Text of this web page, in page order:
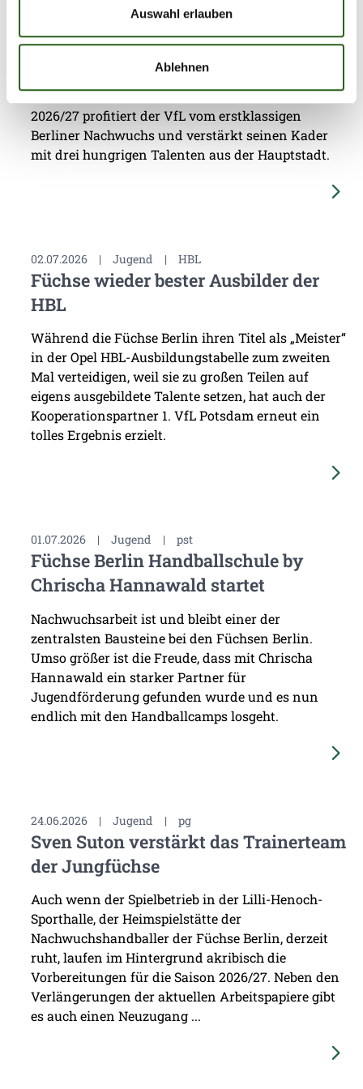
Auswahl erlauben
Ablehnen
Potsdam und den Füchsen Berlin geht in die
nächste Runde. Auch in der kommenden Saison
2026/27 profitiert der VfL vom erstklassigen
Berliner Nachwuchs und verstärkt seinen Kader
mit drei hungrigen Talenten aus der Hauptstadt.
02.07.2026 | Jugend | HBL
Füchse wieder bester Ausbilder der
HBL
Während die Füchse Berlin ihren Titel als „Meister“
in der Opel HBL-Ausbildungstabelle zum zweiten
Mal verteidigen, weil sie zu großen Teilen auf
eigens ausgebildete Talente setzen, hat auch der
Kooperationspartner 1. VfL Potsdam erneut ein
tolles Ergebnis erzielt.
01.07.2026 | Jugend | pst
Füchse Berlin Handballschule by
Chrischa Hannawald startet
Nachwuchsarbeit ist und bleibt einer der
zentralsten Bausteine bei den Füchsen Berlin.
Umso größer ist die Freude, dass mit Chrischa
Hannawald ein starker Partner für
Jugendförderung gefunden wurde und es nun
endlich mit den Handballcamps losgeht.
24.06.2026 | Jugend | pg
Sven Suton verstärkt das Trainerteam
der Jungfüchse
Auch wenn der Spielbetrieb in der Lilli-Henoch-
Sporthalle, der Heimspielstätte der
Nachwuchshandballer der Füchse Berlin, derzeit
ruht, laufen im Hintergrund akribisch die
Vorbereitungen für die Saison 2026/27. Neben den
Verlängerungen der aktuellen Arbeitspapiere gibt
es auch einen Neuzugang ...